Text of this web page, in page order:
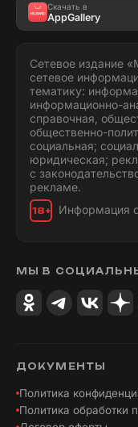
Скачать в
AppGallery
Сетевое издание
сетевое
тематику:
информационно-
справочная,
общественно-
социальная;
юридическая;
с
рекламе.
18+ Информация
МЫ В
ДОКУМЕНТЫ
Политика
Политика обработки